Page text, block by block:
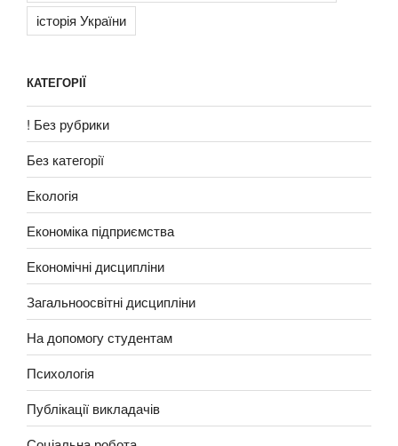
історія України
КАТЕГОРІЇ
! Без рубрики
Без категорії
Екологія
Економіка підприємства
Економічні дисципліни
Загальноосвітні дисципліни
На допомогу студентам
Психологія
Публікації викладачів